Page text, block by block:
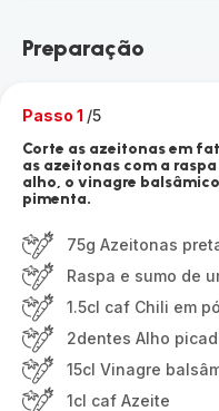
Preparação
Passo 1 /5
Corte as azeitonas em
as azeitonas com a
alho, o vinagre
pimenta.
75g Azeitonas
Raspa e sumo de
1.5cl caf Chili em pó
2dentes Alho
15cl Vinagre
1cl caf Azeite